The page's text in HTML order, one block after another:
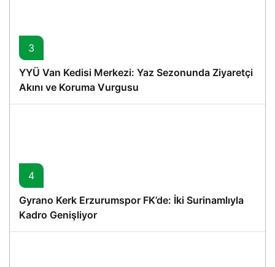
3
YYÜ Van Kedisi Merkezi: Yaz Sezonunda Ziyaretçi
Akını ve Koruma Vurgusu
4
Gyrano Kerk Erzurumspor FK’de: İki Surinamlıyla
Kadro Genişliyor